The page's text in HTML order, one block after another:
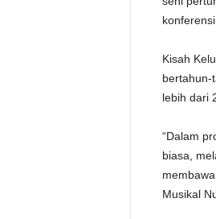
Kisah
bertahun-
lebih dari
“Dalam
biasa,
Musikal